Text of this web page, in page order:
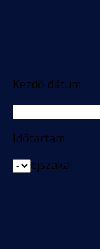
Kezdő dátum
Időtartam
éjszaka